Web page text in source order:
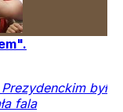
był
fala